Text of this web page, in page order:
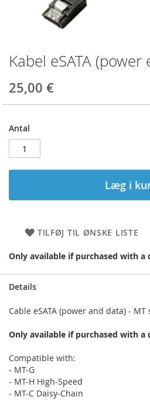
Kabel eSATA (power
25,00 €
Antal
Læg i
TILFØJ TIL ØNSKE LISTE
Only available if purchased with a
Gå
til
starten
af
billedgalleriet
Details
Cable eSATA (power and data) - MT
Only available if purchased with a
Compatible with:
- MT-G
- MT-H High-Speed
- MT-C Daisy-Chain